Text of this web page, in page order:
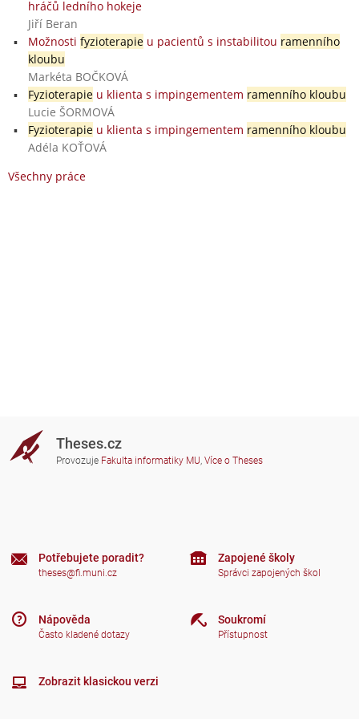
hráčů ledního hokeje
Jiří Beran
Možnosti fyzioterapieu pacientů s instabilitou ramenního
kloubu
Markéta BOČKOVÁ
Fyzioterapieu klienta s impingementem ramenního kloubu
Lucie ŠORMOVÁ
Fyzioterapieu klienta s impingementem ramenního kloubu
Adéla KOŤOVÁ
Všechny práce
Theses.cz
Provozuje Fakulta informatiky MU, Více o Theses
Potřebujete poradit?
theses@fi.muni.cz
Nápověda
Často kladené dotazy
Zapojené školy
Správci zapojených škol
Soukromí
Přístupnost
Zobrazit klasickou verzi